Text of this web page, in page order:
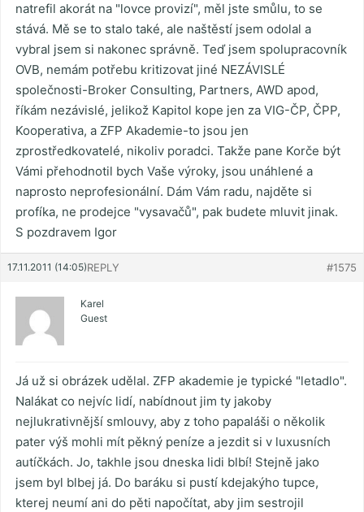
natrefil akorát na "lovce provizí", měl jste smůlu, to se
stává. Mě se to stalo také, ale naštěstí jsem odolal a
vybral jsem si nakonec správně. Teď jsem spolupracovník
OVB, nemám potřebu kritizovat jiné NEZÁVISLÉ
společnosti-Broker Consulting, Partners, AWD apod,
říkám nezávislé, jelikož Kapitol kope jen za VIG-ČP, ČPP,
Kooperativa, a ZFP Akademie-to jsou jen
zprostředkovatelé, nikoliv poradci. Takže pane Korče být
Vámi přehodnotil bych Vaše výroky, jsou unáhlené a
naprosto neprofesionální. Dám Vám radu, najděte si
profíka, ne prodejce "vysavačů", pak budete mluvit jinak.
S pozdravem Igor
17.11.2011 (14:05) #1575
REPLY
Karel
Guest
Já už si obrázek udělal. ZFP akademie je typické "letadlo".
Nalákat co nejvíc lidí, nabídnout jim ty jakoby
nejlukrativnější smlouvy, aby z toho papaláši o několik
pater výš mohli mít pěkný peníze a jezdit si v luxusních
autíčkách. Jo, takhle jsou dneska lidi blbí! Stejně jako
jsem byl blbej já. Do baráku si pustí kdejakýho tupce,
kterej neumí ani do pěti napočítat, aby jim sestrojil